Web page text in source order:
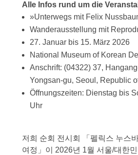
Alle Infos rund um die
»Unterwegs mit Felix
Wanderausstellung mit
27. Januar bis 15. März 2026
National Museum of Korean
Anschrift: (04322) 37,
Yongsan-gu, Seoul, Republic
Öffnungszeiten: Dienstag bis
Uhr
저희 순회 전시회 「펠릭스 누스
여정」이 2026년 1월 서울/대한